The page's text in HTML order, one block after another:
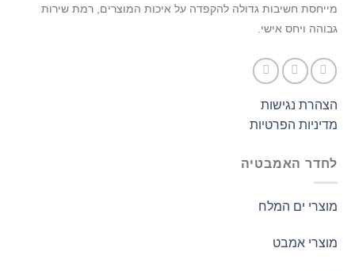
מייחסת חשיבות גדולה להקפדה על איכות המוצרים, רמת שירות
גבוהה ויחס אישי.
הצהרת נגישות
מדיניות הפרטיות
לחדר האמבטיה
מוצרי ים המלח
מוצרי אמבט